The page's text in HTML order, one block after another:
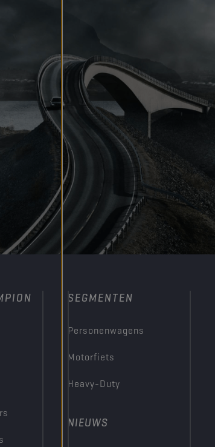
SEGMENTEN
Personenwagens
Motorfiets
Heavy-Duty
NIEUWS